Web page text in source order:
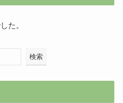
た。
検索